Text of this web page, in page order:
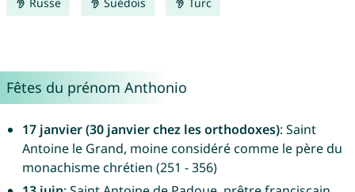
Fêtes du prénom Anthonio
17 janvier (30 janvier chez les orthodoxes): Saint
Antoine le Grand, moine considéré comme le père du
monachisme chrétien (251 - 356)